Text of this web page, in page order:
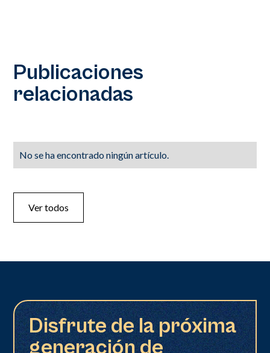
Publicaciones
relacionadas
No se ha encontrado ningún artículo.
Ver todos
Disfrute de la próxima
generación de